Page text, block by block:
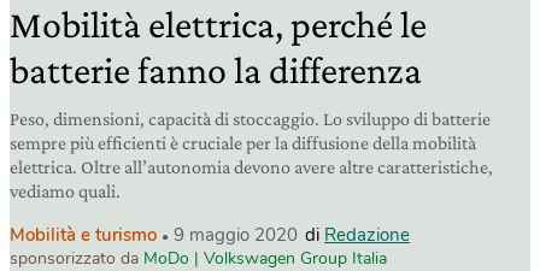
Mobilità elettrica, perché le
batterie fanno la differenza
Peso, dimensioni, capacità di stoccaggio. Lo sviluppo di batterie
sempre più efficienti è cruciale per la diffusione della mobilità
elettrica. Oltre all’autonomia devono avere altre caratteristiche,
vediamo quali.
Mobilità e turismo 9 maggio 2020 di Redazione
sponsorizzato da MoDo | Volkswagen Group Italia